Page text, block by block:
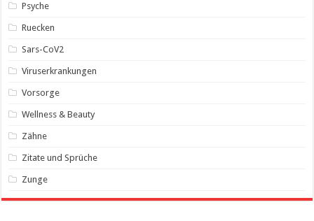
Psyche
Ruecken
Sars-CoV2
Viruserkrankungen
Vorsorge
Wellness & Beauty
Zähne
Zitate und Sprüche
Zunge